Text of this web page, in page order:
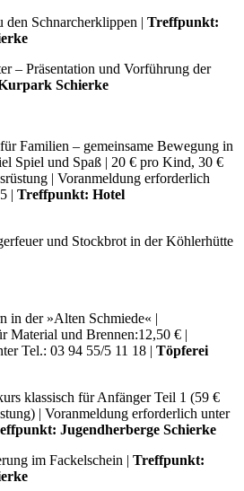
Schnarcherklippen | Treffpunkt:
– Präsentation und Vorführung der
Schierke
Familien – gemeinsame Bewegung in
Spiel und Spaß | 20 € pro Kind, 30 €
| Voranmeldung erforderlich
| Treffpunkt: Hotel
und Stockbrot in der Köhlerhütte
in der »Alten Schmiede« |
Material und Brennen:12,50 € |
Tel.: 03 94 55/5 11 18 | Töpferei
klassisch für Anfänger Teil 1 (59 €
| Voranmeldung erforderlich unter
Jugendherberge Schierke
im Fackelschein | Treffpunkt: